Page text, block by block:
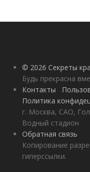
© 2026 Секреты
Будь прекрасна
Контакты
Политика
г. Москва, САО,
Водный стадион
Обратная связь
Копирование
гиперссылки.